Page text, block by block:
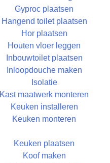
Gyproc plaatsen
Hangend toilet plaatsen
Hor plaatsen
Houten vloer leggen
Inbouwtoilet plaatsen
Inloopdouche maken
Isolatie
Kast maatwerk monteren
Keuken installeren
Keuken monteren
Keuken plaatsen
Koof maken